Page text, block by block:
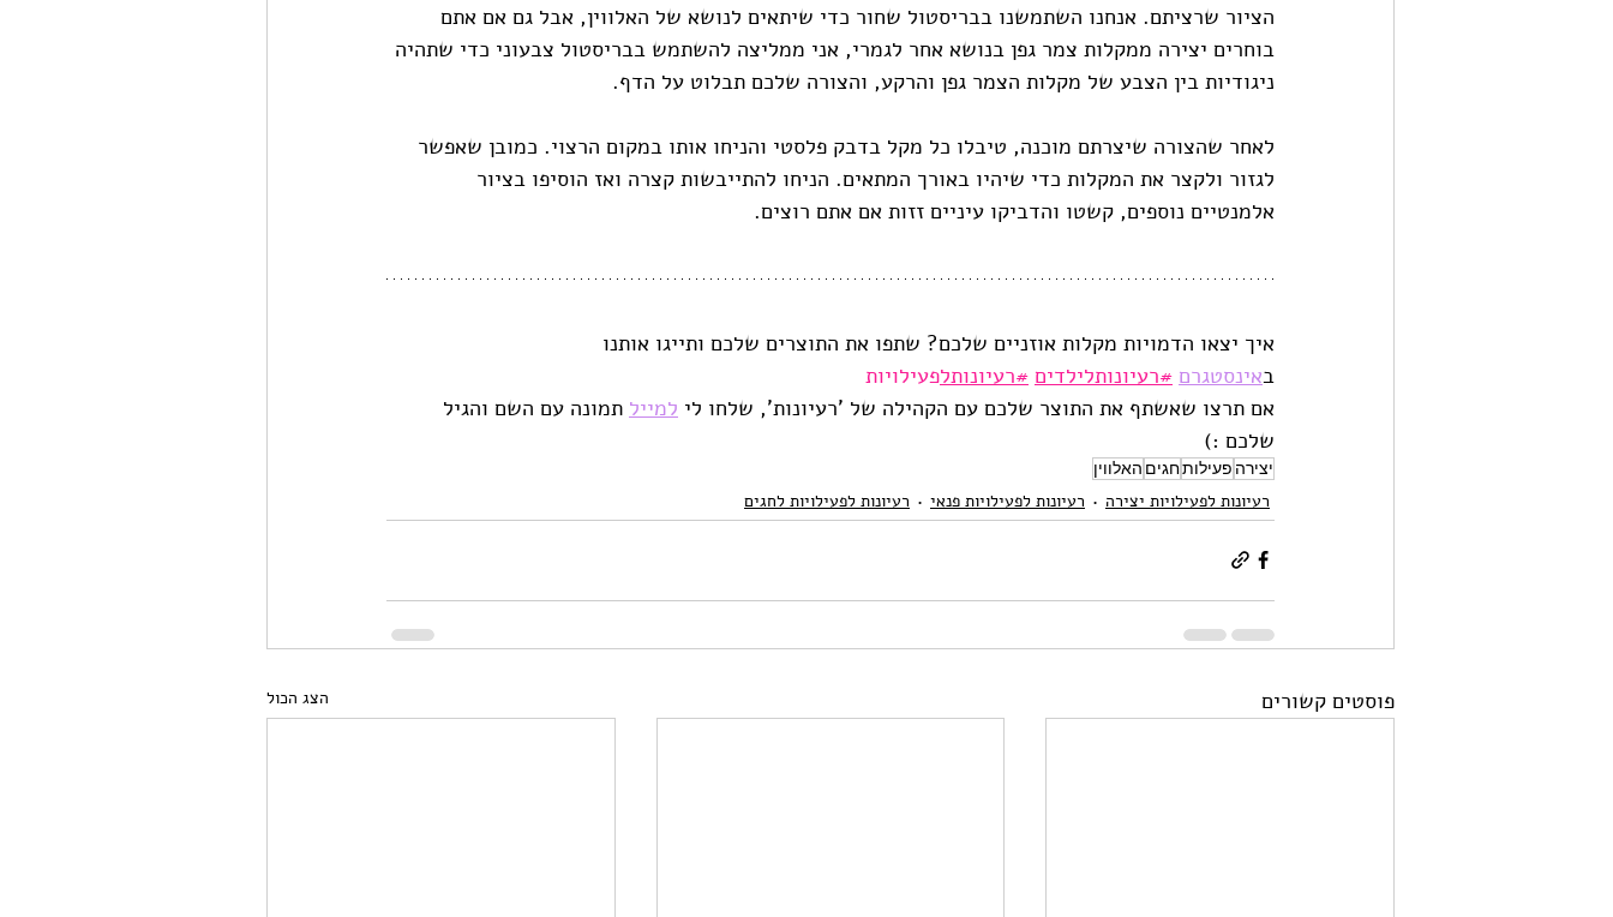
הציור שרציתם. אנחנו השתמשנו בבריסטול שחור כדי שיתאים לנושא של האלווין, אבל גם אם אתם
בוחרים יצירה ממקלות צמר גפן בנושא אחר לגמרי, אני ממליצה להשתמש בבריסטול צבעוני כדי שתהיה
ניגודיות בין הצבע של מקלות הצמר גפן והרקע, והצורה שלכם תבלוט על הדף.
לאחר שהצורה שיצרתם מוכנה, טיבלו כל מקל בדבק פלסטי והניחו אותו במקום הרצוי. כמובן שאפשר
לגזור ולקצר את המקלות כדי שיהיו באורך המתאים. הניחו להתייבשות קצרה ואז הוסיפו בציור
אלמנטיים נוספים, קשטו והדביקו עיניים זזות אם אתם רוצים.
איך יצאו הדמויות מקלות אוזניים שלכם? שתפו את התוצרים שלכם ותייגו אותנו
באינסטגרם #רעיונותלילדים #רעיונותלפעילויות
אם תרצו שאשתף את התוצר שלכם עם הקהילה של 'רעיונות', שלחו לי למייל תמונה עם השם והגיל
שלכם :)
יצירה פעילותחגים האלווין
רעיונות לפעילויות יצירה רעיונות לפעילויות פנאי רעיונות לפעילויות לחגים
פוסטים קשורים הצג הכול